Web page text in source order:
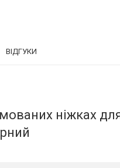
ВІДГУКИ
ніжках